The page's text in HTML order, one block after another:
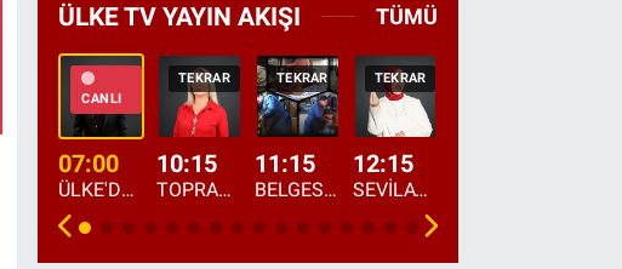
ÜLKE TV YAYIN AKIŞI TÜMÜ
CANLI
07:00
ÜLKE'DE BU SABAH
TEKRAR
10:15
TOPRAKTAN SOFRAYA
TEKRAR
11:15
BELGESEL: "ÜLKE'NİN ALIN TERİ"
TEKRAR
12:15
SEVİLAY SUNGUR İLE ELİMİN BEREKETİ